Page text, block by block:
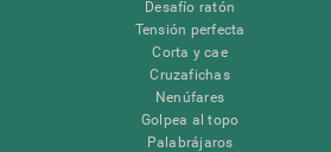
Desafío ratón
Tensión perfecta
Corta y cae
Cruzafichas
Nenúfares
Golpea al topo
Palabrájaros